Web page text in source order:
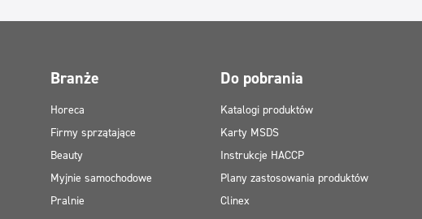
Branże
Horeca
Firmy sprzątające
Beauty
Myjnie samochodowe
Pralnie
Do pobrania
Katalogi produktów
Karty MSDS
Instrukcje HACCP
Plany zastosowania produktów
Clinex